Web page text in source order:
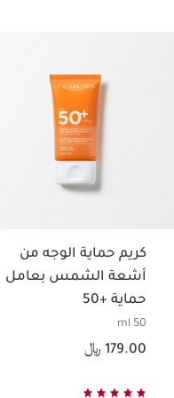
كريم حماية الوجه من
أشعة الشمس بعامل
حماية +50
50 ml
السعر الحالي هو 179.00 ﷼
179.00 ﷼